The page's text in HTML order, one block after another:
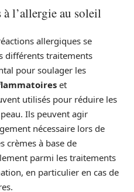
à l’allergie au soleil
allergiques se
différents traitements
pour soulager les
et
utilisés pour réduire les
Ils peuvent agir
nécessaire lors de
crèmes à base de
parmi les traitements
en particulier en cas de